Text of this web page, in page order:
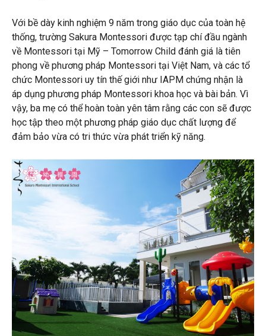
Với bề dày kinh nghiệm 9 năm trong giáo dục của toàn hệ
thống, trường Sakura Montessori được tạp chí đầu ngành
về Montessori tại Mỹ – Tomorrow Child đánh giá là tiên
phong về phương pháp Montessori tại Việt Nam, và các tổ
chức Montessori uy tín thế giới như IAPM chứng nhận là
áp dụng phương pháp Montessori khoa học và bài bản. Vì
vậy, ba mẹ có thể hoàn toàn yên tâm rằng các con sẽ được
học tập theo một phương pháp giáo dục chất lượng để
đảm bảo vừa có tri thức vừa phát triển kỹ năng.